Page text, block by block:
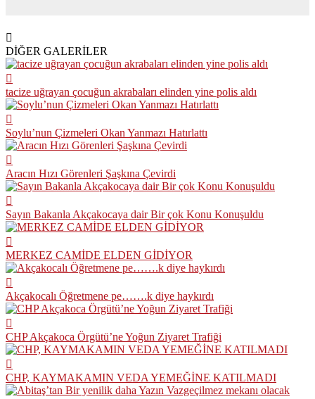
DİĞER GALERİLER
tacize uğrayan çocuğun akrabaları elinden yine polis aldı
Soylu’nun Çizmeleri Okan Yanmazı Hatırlattı
Aracın Hızı Görenleri Şaşkına Çevirdi
Sayın Bakanla Akçakocaya dair Bir çok Konu Konuşuldu
MERKEZ CAMİDE ELDEN GİDİYOR
Akçakocalı Öğretmene pe…….k diye haykırdı
CHP Akçakoca Örgütü’ne Yoğun Ziyaret Trafiği
CHP, KAYMAKAMIN VEDA YEMEĞİNE KATILMADI